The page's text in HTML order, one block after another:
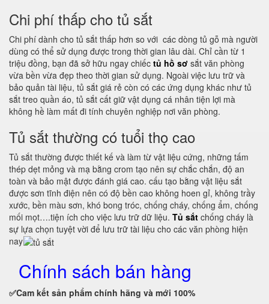
Chi phí thấp cho tủ sắt
Chi phí dành cho tủ sắt thấp hơn so với các dòng tủ gỗ mà người
dùng có thể sử dụng được trong thời gian lâu dài. Chỉ cần từ 1
triệu đồng, bạn đã sở hữu ngay chiếc tủ hồ sơ sắt văn phòng
vừa bền vừa đẹp theo thời gian sử dụng. Ngoài việc lưu trữ và
bảo quản tài liệu, tủ sắt giá rẻ còn có các ứng dụng khác như tủ
sắt treo quần áo, tủ sắt cất giữ vật dụng cá nhân tiện lợi mà
không hề làm mất đi tính chuyên nghiệp nơi văn phòng.
Tủ sắt thường có tuổi thọ cao
Tủ sắt thường được thiết kế và làm từ vật liệu cứng, những tấm
thép dẹt mỏng và mạ bằng crom tạo nên sự chắc chắn, độ an
toàn và bảo mật được đánh giá cao. cấu tạo bằng vật liệu sắt
được sơn tĩnh điện nên có độ bền cao không hoen gỉ, không trầy
xước, bền màu sơn, khó bong tróc, chống cháy, chống ẩm, chống
mối mọt….tiện ích cho việc lưu trữ dữ liệu. Tủ sắt chống cháy là
sự lựa chọn tuyệt vời để lưu trữ tài liệu cho các văn phòng hiện
nay
Chính sách bán hàng
✅Cam kết sản phẩm chính hãng và mới 100%